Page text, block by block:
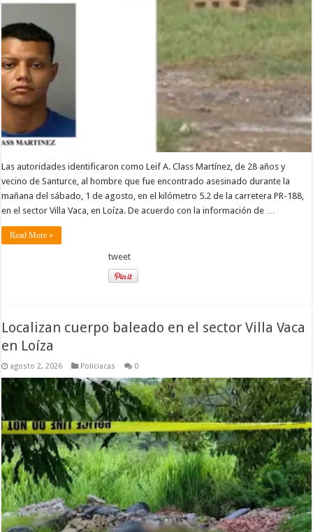
Las autoridades identificaron como Leif A. Class Martínez, de 28 años y
vecino de Santurce, al hombre que fue encontrado asesinado durante la
mañana del sábado, 1 de agosto, en el kilómetro 5.2 de la carretera PR-188,
en el sector Villa Vaca, en Loíza. De acuerdo con la información de …
Read More »
tweet
Localizan cuerpo baleado en el sector Villa Vaca
en Loíza
agosto 2, 2026 Policiacas 0